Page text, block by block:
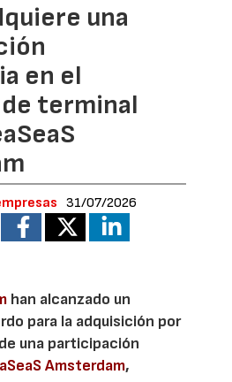
una
en el
terminal
31/07/2026
han alcanzado un
para la adquisición por
una participación
Amsterdam,